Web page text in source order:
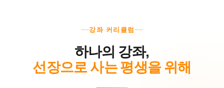
강좌 커리큘럼
하나의 강좌,
선장으로 사는 평생을 위해